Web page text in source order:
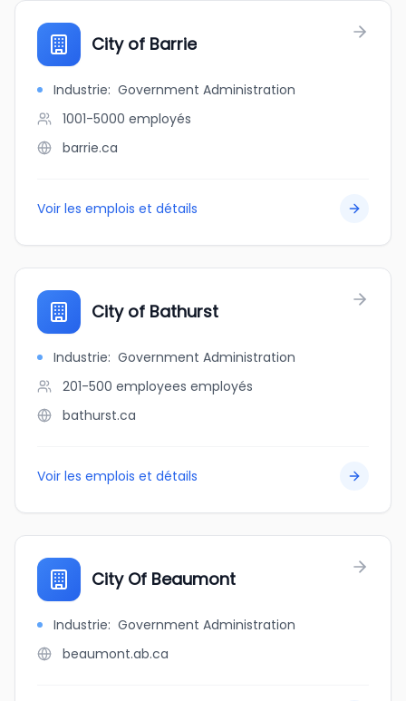
City of Barrie
Industrie: Government Administration
1001-5000 employés
barrie.ca
Voir les emplois et détails
City of Bathurst
Industrie: Government Administration
201-500 employees employés
bathurst.ca
Voir les emplois et détails
City Of Beaumont
Industrie: Government Administration
beaumont.ab.ca